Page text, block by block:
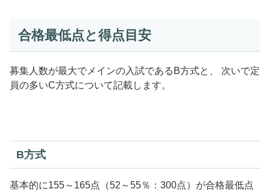
合格最低点と得点目安
募集人数が最大でメインの入試であるB方式と、 次いで定
員の多いC方式について記載します。
B方式
基本的に155～165点（52～55％：300点）が合格最低点